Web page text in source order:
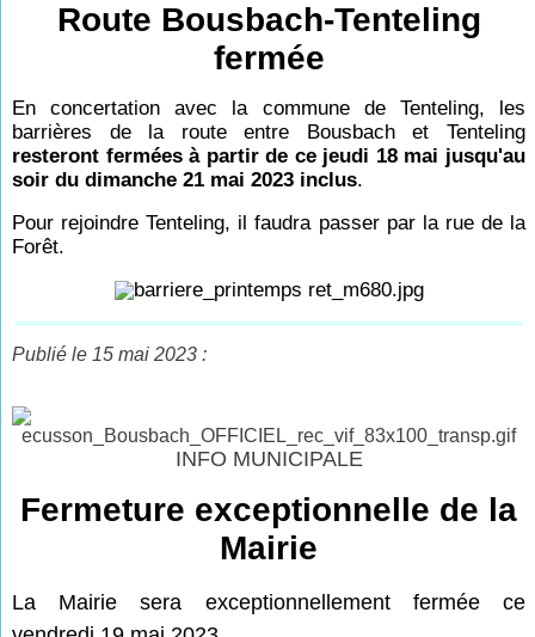
Route Bousbach-Tenteling
fermée
En concertation avec la commune de Tenteling, les
barrières de la route entre Bousbach et Tenteling
resteront fermées à partir de ce jeudi 18 mai jusqu'au
soir du dimanche 21 mai 2023 inclus.
Pour rejoindre Tenteling, il faudra passer par la rue de la
Forêt.
Publié le 15 mai 2023 :
INFO MUNICIPALE
Fermeture exceptionnelle de la
Mairie
La Mairie sera exceptionnellement fermée ce